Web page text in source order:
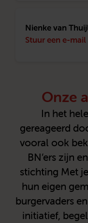
Nienke van
Stuur een e-mail
Onze
In het
gereageerd
vooral ook
BN’ers zijn
stichting Met
hun eigen
burgervaders
initiatief,